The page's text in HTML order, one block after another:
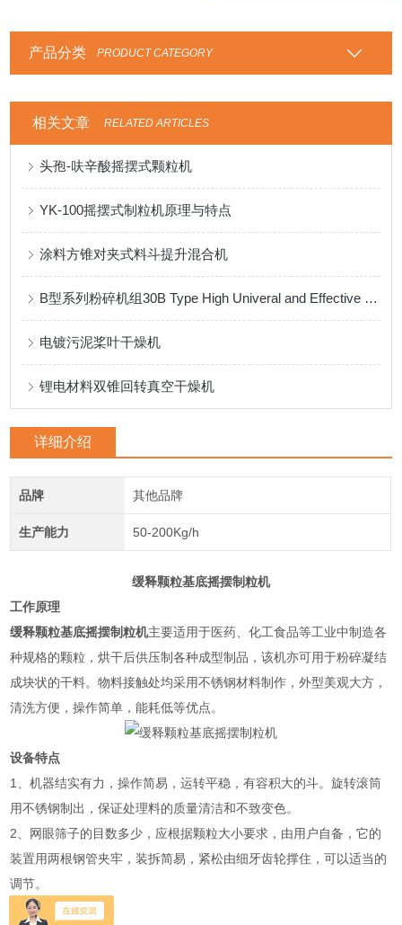
产品分类 PRODUCT CATEGORY
相关文章 RELATED ARTICLES
头孢-呋辛酸摇摆式颗粒机
YK-100摇摆式制粒机原理与特点
涂料方锥对夹式料斗提升混合机
B型系列粉碎机组30B Type High Univeral and Effective Grinder
电镀污泥桨叶干燥机
锂电材料双锥回转真空干燥机
详细介绍
品牌 其他品牌
生产能力 50-200Kg/h
缓释颗粒基底摇摆制粒机
工作原理
缓释颗粒基底摇摆制粒机主要适用于医药、化工食品等工业中制造各
种规格的颗粒，烘干后供压制各种成型制品，该机亦可用于粉碎凝结
成块状的干料。物料接触处均采用不锈钢材料制作，外型美观大方，
清洗方便，操作简单，能耗低等优点。
设备特点
1、机器结实有力，操作简易，运转平稳，有容积大的斗。旋转滚筒
用不锈钢制出，保证处理料的质量清洁和不致变色。
2、网眼筛子的目数多少，应根据颗粒大小要求，由用户自备，它的
装置用两根钢管夹牢，装拆简易，紧松由细牙齿轮撑住，可以适当的
调节。
适用范围